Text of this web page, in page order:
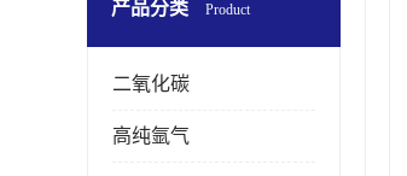
产品分类 Product
二氧化碳
高纯氩气